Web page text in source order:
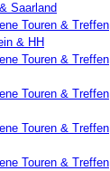
Saarland
Touren & Treffen
& HH
Touren & Treffen
Touren & Treffen
Touren & Treffen
Touren & Treffen